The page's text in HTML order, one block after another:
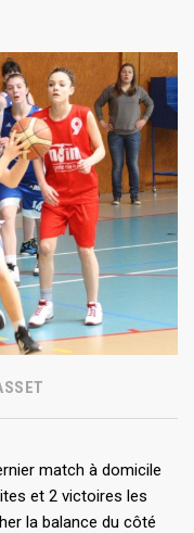
match à domicile
et 2 victoires les
la balance du côté